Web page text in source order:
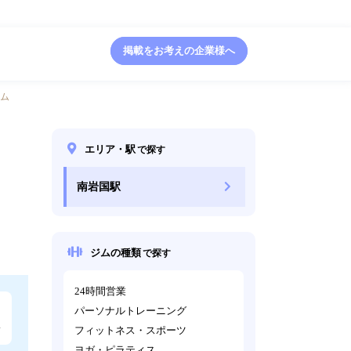
掲載をお考えの企業様へ
エリア・駅で探す
南岩国駅
ジムの種類で探す
24時間営業
パーソナルトレーニング
フィットネス・スポーツ